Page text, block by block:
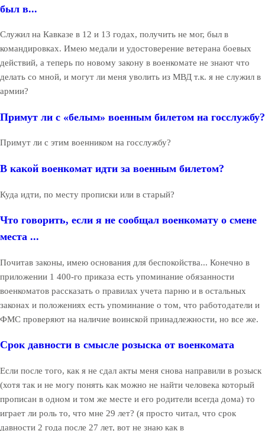
был в...
Служил на Кавказе в 12 и 13 годах, получить не мог, был в
командировках. Имею медали и удостоверение ветерана боевых
действий, а теперь по новому закону в военкомате не знают что
делать со мной, и могут ли меня уволить из МВД т.к. я не служил в
армии?
Примут ли с «белым» военным билетом на госслужбу?
Примут ли с этим военником на госслужбу?
В какой военкомат идти за военным билетом?
Куда идти, по месту прописки или в старый?
Что говорить, если я не сообщал военкомату о смене
места ...
Почитав законы, имею основания для беспокойства... Конечно в
приложении 1 400-го приказа есть упоминание обязанности
военкоматов рассказать о правилах учета парню и в остальных
законах и положениях есть упоминание о том, что работодатели и
ФМС проверяют на наличие воинской принадлежности, но все же.
Срок давности в смысле розыска от военкомата
Если после того, как я не сдал акты меня снова направили в розыск
(хотя так и не могу понять как можно не найти человека который
прописан в одном и том же месте и его родители всегда дома) то
играет ли роль то, что мне 29 лет? (я просто читал, что срок
давности 2 года после 27 лет, вот не знаю как в